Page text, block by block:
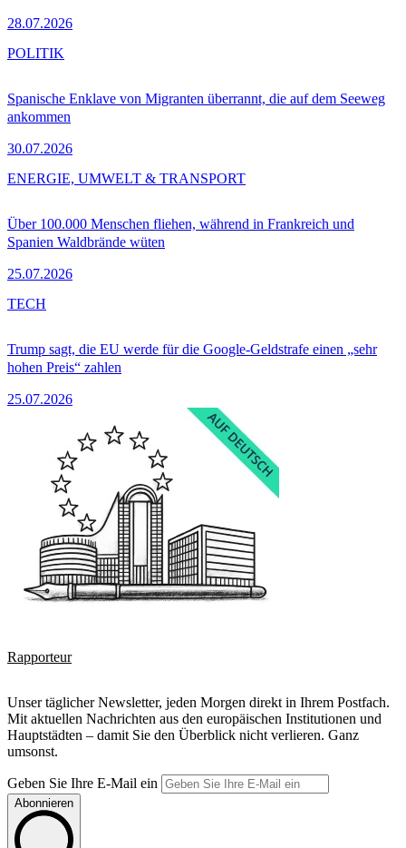
28.07.2026
Spanische Enklave von Migranten überrannt, die auf dem Seeweg
ankommen
30.07.2026
POLITIK
Über 100.000 Menschen fliehen, während in Frankreich und
Spanien Waldbrände wüten
25.07.2026
ENERGIE, UMWELT & TRANSPORT
Trump sagt, die EU werde für die Google-Geldstrafe einen „sehr
hohen Preis“ zahlen
25.07.2026
TECH
Rapporteur
Unser täglicher Newsletter, jeden Morgen direkt in Ihrem Postfach.
Mit aktuellen Nachrichten aus den europäischen Institutionen und
Hauptstädten – damit Sie den Überblick nicht verlieren. Ganz
umsonst.
Geben Sie Ihre E-Mail ein
Abonnieren